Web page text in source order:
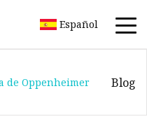
Español
de Oppenheimer
Blog